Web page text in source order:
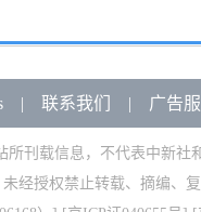
| 联系我们 | 广告
所刊载信息，不代表中新社
未经授权禁止转载、摘编、